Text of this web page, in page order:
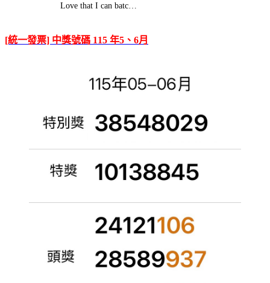
Love that I can batc…
[統一發票] 中獎號碼 115 年5、6月